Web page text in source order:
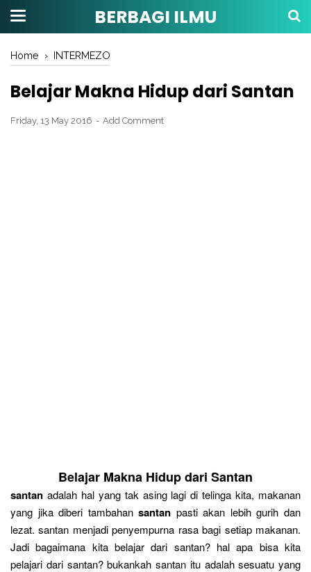
BERBAGI ILMU
Home › INTERMEZO
Belajar Makna Hidup dari Santan
Friday, 13 May 2016 Add Comment
Belajar Makna Hidup dari Santan
santan adalah hal yang tak asing lagi di telinga kita, makanan
yang jika diberi tambahansantan pasti akan lebih gurih dan
lezat. santan menjadi penyempurna rasa bagi setiap makanan.
Jadi bagaimana kita belajar dari santan? hal apa bisa kita
pelajari dari santan? bukankah santan itu adalah sesuatu yang